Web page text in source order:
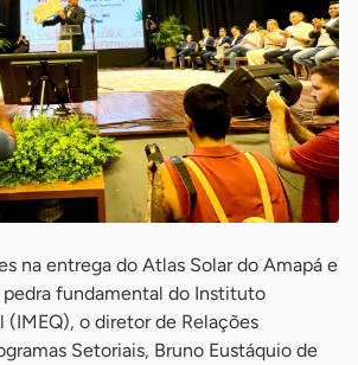
na entrega do Atlas Solar do Amapá e
pedra fundamental do Instituto
(IMEQ), o diretor de Relações
Setoriais, Bruno Eustáquio de